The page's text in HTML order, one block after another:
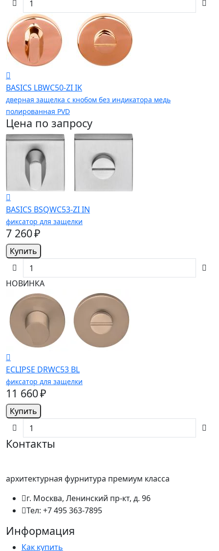
BASICS LBWC50-ZI IK
дверная защелка с кнобом без индикатора медь
полированная PVD
Цена по запросу
BASICS BSQWC53-ZI IN
фиксатор для защелки
7 260 ₽
Купить
НОВИНКА
ECLIPSE DRWC53 BL
фиксатор для защелки
11 660 ₽
Купить
Контакты
архитектурная фурнитура премиум класса
г. Москва, Ленинский пр-кт, д. 96
Тел: +7 495 363-7895
Информация
Как купить